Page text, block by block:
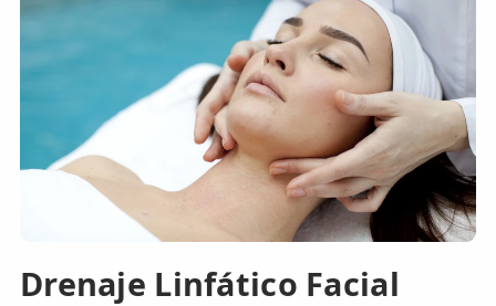
Drenaje Linfático Facial